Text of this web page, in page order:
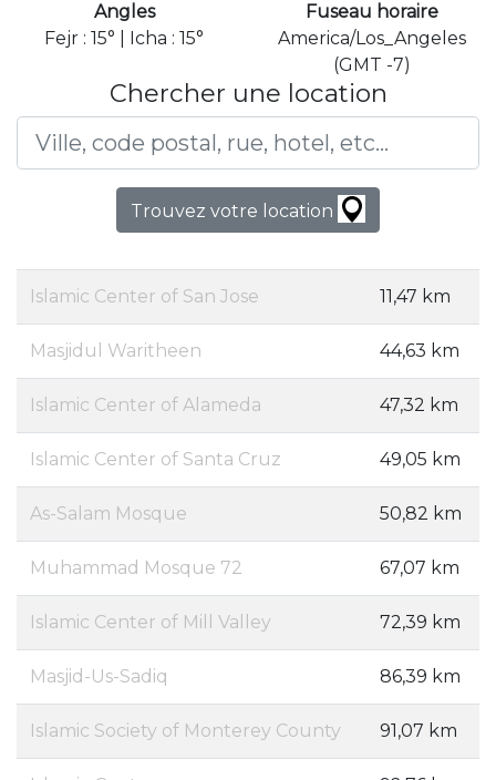
Angles
Fejr : 15° | Icha : 15°
Fuseau horaire
America/Los_Angeles
(GMT -7)
Chercher une location
Trouvez votre location
Islamic Center of San Jose 11,47 km
Masjidul Waritheen 44,63 km
Islamic Center of Alameda 47,32 km
Islamic Center of Santa Cruz 49,05 km
As-Salam Mosque 50,82 km
Muhammad Mosque 72 67,07 km
Islamic Center of Mill Valley 72,39 km
Masjid-Us-Sadiq 86,39 km
Islamic Society of Monterey County 91,07 km